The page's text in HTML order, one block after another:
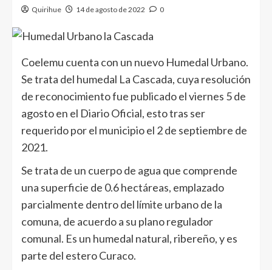
Quirihue 14 de agosto de 2022 0
Coelemu cuenta con un nuevo Humedal Urbano.
Se trata del humedal La Cascada, cuya resolución
de reconocimiento fue publicado el viernes 5 de
agosto en el Diario Oficial, esto tras ser
requerido por el municipio el 2 de septiembre de
2021.
Se trata de un cuerpo de agua que comprende
una superficie de 0.6 hectáreas, emplazado
parcialmente dentro del límite urbano de la
comuna, de acuerdo a su plano regulador
comunal. Es un humedal natural, ribereño, y es
parte del estero Curaco.